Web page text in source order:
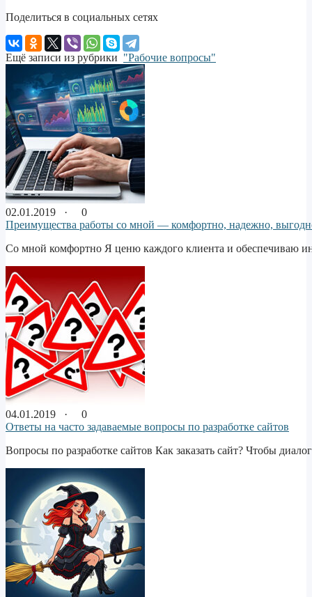
Поделиться в социальных сетях
Ещё записи из рубрики "Рабочие вопросы"
02.01.2019 ·
0
Преимущества работы со мной — комфортно, надежно,
Со мной комфортно Я ценю каждого клиента и обеспечиваю
04.01.2019 ·
0
Ответы на часто задаваемые вопросы по разработке сайтов
Вопросы по разработке сайтов Как заказать сайт? Чтобы